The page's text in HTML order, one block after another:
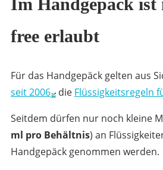
free erlaubt
Für das Handgepäck gelten aus
seit 2006
die Flüssigkeitsregeln
Seitdem dürfen nur noch kleine
ml pro Behältnis) an
Handgepäck genommen werden.